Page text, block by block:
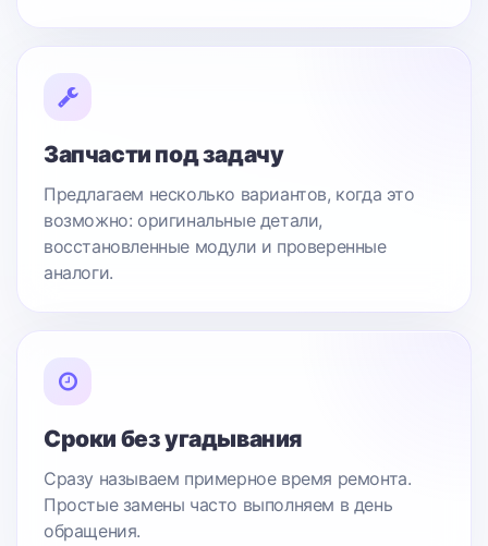
Запчасти под задачу
Предлагаем несколько вариантов, когда это
возможно: оригинальные детали,
восстановленные модули и проверенные
аналоги.
Сроки без угадывания
Сразу называем примерное время ремонта.
Простые замены часто выполняем в день
обращения.